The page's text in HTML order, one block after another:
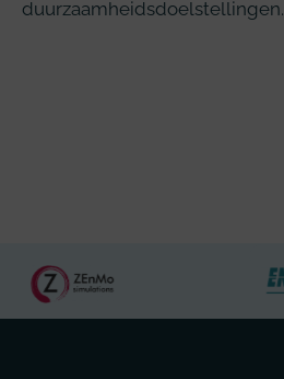
duurzaamheidsdoelstellingen.